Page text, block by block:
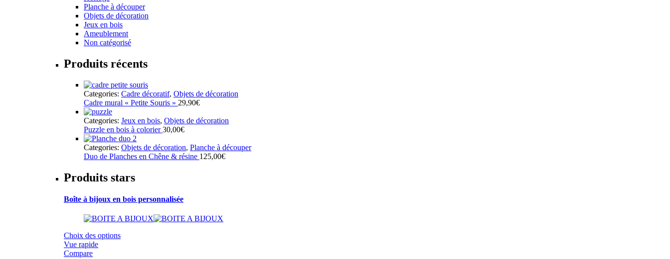
Planche à découper
Objets de décoration
Jeux en bois
Ameublement
Non catégorisé
Produits récents
Categories: Cadre décoratif, Objets de décoration
Cadre mural « Petite Souris » 29,90€
Categories: Jeux en bois, Objets de décoration
Puzzle en bois à colorier30,00€
Categories: Objets de décoration, Planche à découper
Duo de Planches en Chêne & résine 125,00€
Produits stars
Boîte à bijoux en bois personnalisée
Choix des options
Vue rapide
Compare